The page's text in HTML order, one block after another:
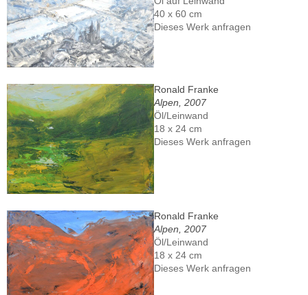
40 x 60 cm
Dieses Werk anfragen
Ronald Franke
Alpen, 2007
Öl/Leinwand
18 x 24 cm
Dieses Werk anfragen
Ronald Franke
Alpen, 2007
Öl/Leinwand
18 x 24 cm
Dieses Werk anfragen